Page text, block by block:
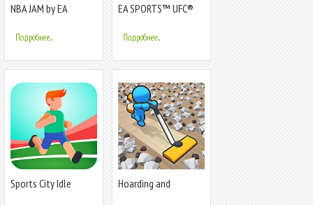
NBA JAM by EA
Подробнее...
EA SPORTS™ UFC®
Подробнее...
Sports City Idle
Hoarding and